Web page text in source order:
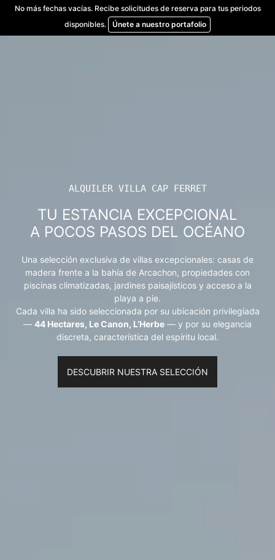
Skip
content
No más fechas vacías. Recibe solicitudes de reserva para tus periodos
disponibles.
Únete a nuestro portafolio
ALQUILER VILLA CAP FERRET
TU ESTANCIA EXCEPCIONAL
A POCOS PASOS DEL OCÉANO
Una selección exclusiva de villas excepcionales: casas de
madera frente a la bahía de Arcachon, propiedades con
piscinas climatizadas, jardines paisajísticos y acceso a la
playa a pie.
Cada villa ha sido seleccionada por su ubicación privilegiada
— 44 Hectares, Le Canon, L’Herbe — y por su elegancia
discreta, característica del espíritu local.
DESCUBRIR NUESTRA SELECCIÓN